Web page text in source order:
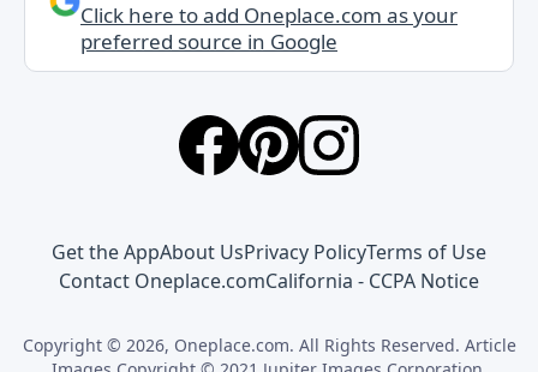
Click here to add Oneplace.com as your
preferred source in Google
Get the AppAbout UsPrivacy PolicyTerms of Use
Contact Oneplace.comCalifornia - CCPA Notice
Copyright © 2026, Oneplace.com. All Rights Reserved. Article